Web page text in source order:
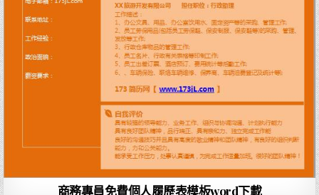
商務專員免費個人履歷表模板word下載